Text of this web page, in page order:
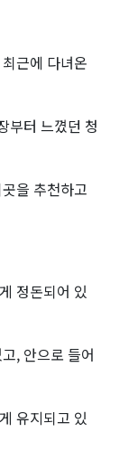
근에 다녀온
부터 느꼈던 청
을 추천하고
정돈되어 있
, 안으로 들어
유지되고 있